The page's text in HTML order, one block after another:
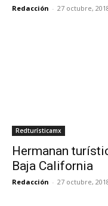
Redacción - 27 octubre,
Redturísticamx
Hermanan
Baja California
Redacción - 27 octubre,